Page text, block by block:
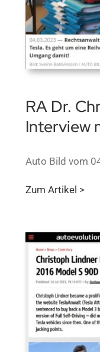
RA Dr.
Interview
Auto Bild vom
Zum Artikel >